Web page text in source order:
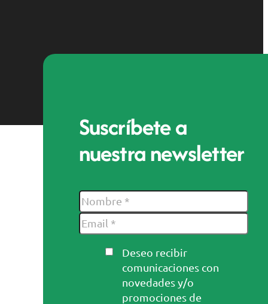
Suscríbete a
nuestra newsletter
Deseo recibir
comunicaciones con
novedades y/o
promociones de